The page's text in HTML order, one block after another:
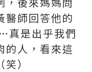
醫師回答他的
真是出乎我們
的人，看來這
）